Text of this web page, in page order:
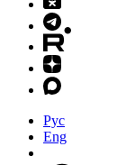
Рус
Eng